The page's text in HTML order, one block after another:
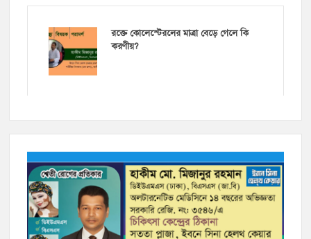
রক্তে কোলেস্টেরলের মাত্রা বেড়ে গেলে কি
করণীয়?